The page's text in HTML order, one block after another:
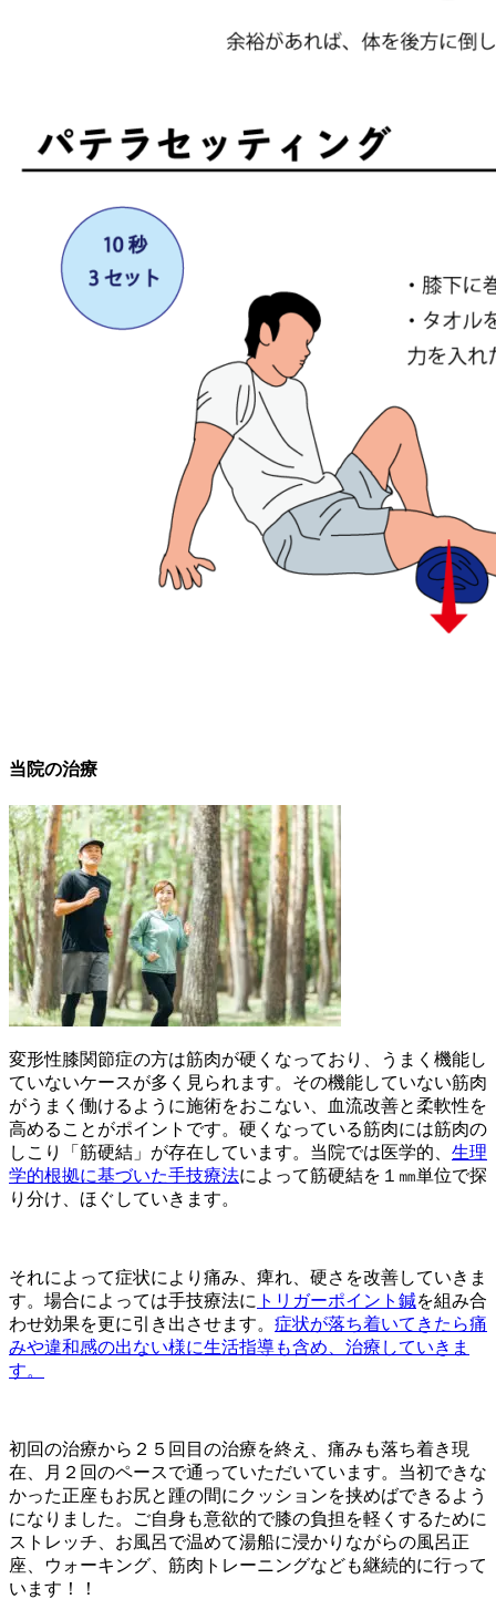
当院の治療
変形性膝関節症の方は筋肉が硬くなっており、うまく機能し
ていないケースが多く見られます。その機能していない筋肉
がうまく働けるように施術をおこない、血流改善と柔軟性を
高めることがポイントです。 硬くなっている筋肉には筋肉の
しこり「筋硬結」が存在しています。当院では医学的、 生理
学的根拠に基づいた手技療法によって筋硬結を１㎜単位で探
り分け、ほぐしていきます。
それによって症状により痛み、痺れ、硬さを改善していきま
す。場合によっては手技療法に トリガーポイント鍼を組み合
わせ効果を更に引き出させます。 症状が落ち着いてきたら痛
みや違和感の出ない様に生活指導も含め、治療していきま
す。
初回の治療から２５回目の治療を終え、痛みも落ち着き現
在、月２回のペースで通っていただいています。当初できな
かった正座もお尻と踵の間にクッションを挟めばできるよう
になりました。
ご自身も意欲的で膝の負担を軽くするために
ストレッチ、お風呂で温めて湯船に浸かりながらの風呂正
座、ウォーキング、筋肉トレーニングなども継続的に行って
います！！